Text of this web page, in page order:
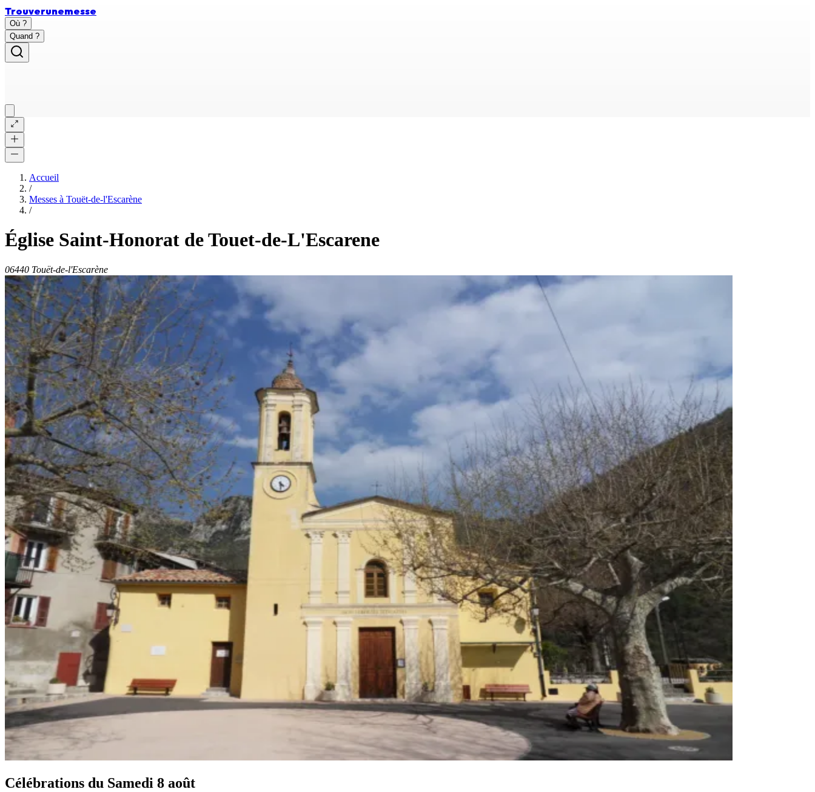
Trouverunemesse
Où ?
Quand ?
Accueil
/
Messes à Touët-de-l'Escarène
/
Église Saint-Honorat de Touet-de-L'Escarene
06440 Touët-de-l'Escarène
Célébrations du Samedi 8 août